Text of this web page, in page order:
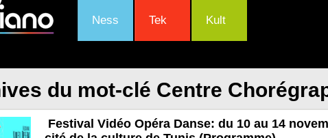
Ness Tek Kult
du mot-clé Centre
Festival Vidéo Opéra Danse: du 10 au 14